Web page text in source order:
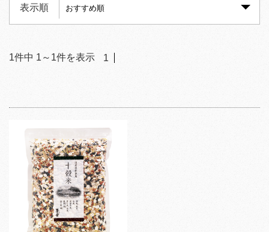
表示順
1件中 1 ～ 1件を表示 1